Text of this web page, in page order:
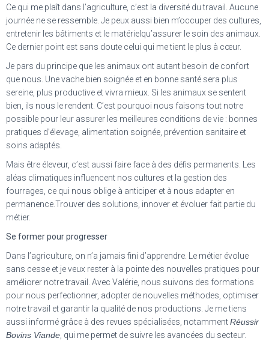
Ce qui me plaît dans l’agriculture, c’est la diversité du travail. Aucune
journée ne se ressemble. Je peux aussi bien m’occuper des cultures,
entretenir les bâtiments et le matérielqu’assurer le soin des animaux.
Ce dernier point est sans doute celui qui me tient le plus à cœur.
Je pars du principe que les animaux ont autant besoin de confort
que nous. Une vache bien soignée et en bonne santé sera plus
sereine, plus productive et vivra mieux. Si les animaux se sentent
bien, ils nous le rendent. C’est pourquoi nous faisons tout notre
possible pour leur assurer les meilleures conditions de vie : bonnes
pratiques d’élevage, alimentation soignée, prévention sanitaire et
soins adaptés.
Mais être éleveur, c’est aussi faire face à des défis permanents. Les
aléas climatiques influencent nos cultures et la gestion des
fourrages, ce qui nous oblige à anticiper et à nous adapter en
permanence.Trouver des solutions, innover et évoluer fait partie du
métier.
Se former pour progresser
Dans l’agriculture, on n’a jamais fini d’apprendre. Le métier évolue
sans cesse et je veux rester à la pointe des nouvelles pratiques pour
améliorer notre travail. Avec Valérie, nous suivons des formations
pour nous perfectionner, adopter de nouvelles méthodes, optimiser
notre travail et garantir la qualité de nos productions. Je me tiens
aussi informé grâce à des revues spécialisées, notammentRéussir
Bovins Viande , qui me permet de suivre les avancées du secteur.